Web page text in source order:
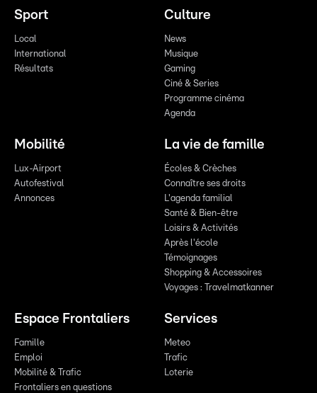
Sport
Local
International
Résultats
Culture
News
Musique
Gaming
Ciné & Series
Programme cinéma
Agenda
Mobilité
Lux-Airport
Autofestival
Annonces
La vie de famille
Écoles & Crèches
Connaître ses droits
L'agenda familial
Santé & Bien-être
Loisirs & Activités
Après l'école
Témoignages
Shopping & Accessoires
Voyages : Travelmatkanner
Espace Frontaliers
Famille
Emploi
Mobilité & Trafic
Frontaliers en questions
Services
Meteo
Trafic
Loterie